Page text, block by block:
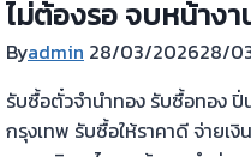
ซื้อ
ตั๋ว
ทอง
ไม่ต้องรอ จบหน้างา
Byadmin 28/03/202628/
รับซื้อตั๋วจำนำทอง รับซื้อทอง ปิ่
กรุงเทพ รับซื้อให้ราคาดี จ่ายเ